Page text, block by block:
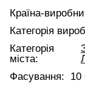
Країна-
Категорія
Категорія
міста:
Фасування:
10